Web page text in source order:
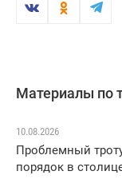
Материалы по
10.08.2026
Проблемный
порядок в